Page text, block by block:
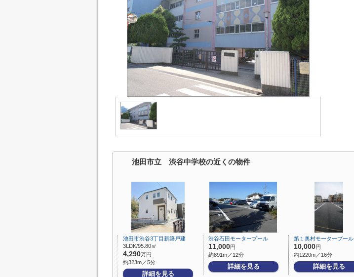
池田市立 渋谷中学校の近くの物件
池田市渋谷3丁目新築戸建
3LDK/95.80㎡
4,290万円
約323m／5分
詳細を見る
渋谷石田モータープール
11,000円
約891m／12分
詳細を見る
第１奥村モータープール
10,000円
約1220m／16分
詳細を見る